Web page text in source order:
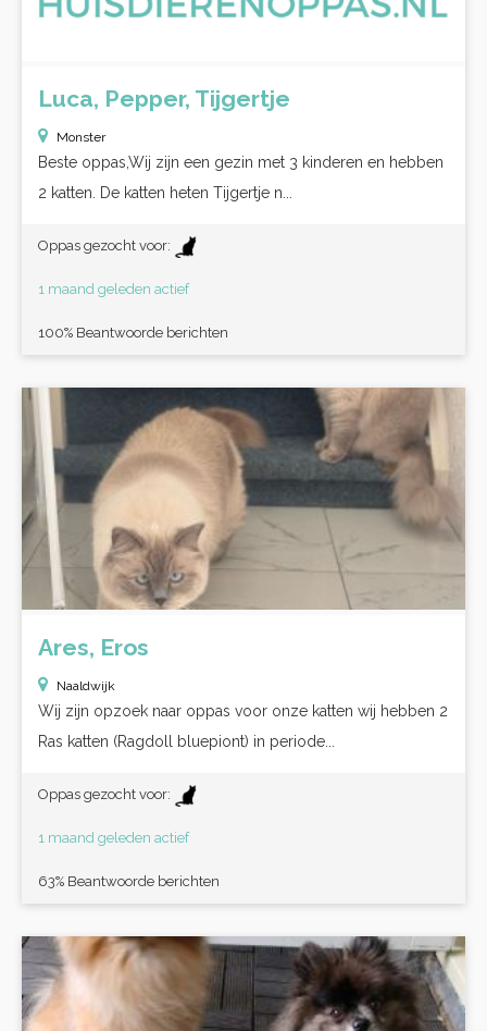
Luca, Pepper, Tijgertje
Monster
Beste oppas,Wij zijn een gezin met 3 kinderen en hebben
2 katten. De katten heten Tijgertje n...
Oppas gezocht voor:
1 maand geleden actief
100% Beantwoorde berichten
Ares, Eros
Naaldwijk
Wij zijn opzoek naar oppas voor onze katten wij hebben 2
Ras katten (Ragdoll bluepiont) in periode...
Oppas gezocht voor:
1 maand geleden actief
63% Beantwoorde berichten